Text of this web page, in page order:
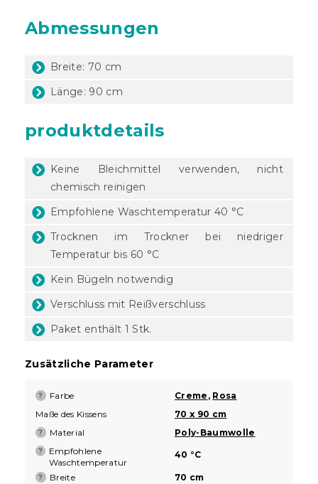
Abmessungen
Breite: 70 cm
Länge: 90 cm
produktdetails
Keine Bleichmittel verwenden, nicht
chemisch reinigen
Empfohlene Waschtemperatur 40 °C
Trocknen im Trockner bei niedriger
Temperatur bis 60 °C
Kein Bügeln notwendig
Verschluss mit Reißverschluss
Paket enthält 1 Stk.
Zusätzliche Parameter
? Farbe Creme , Rosa
Maße des Kissens
70 x 90 cm
? Material Poly-Baumwolle
?
Empfohlene
Waschtemperatur
40 °C
? Breite 70 cm